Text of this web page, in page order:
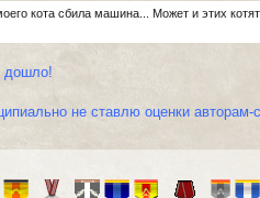
кота сбила машина... Может и этих
дошло!
не ставлю оценки авторам-